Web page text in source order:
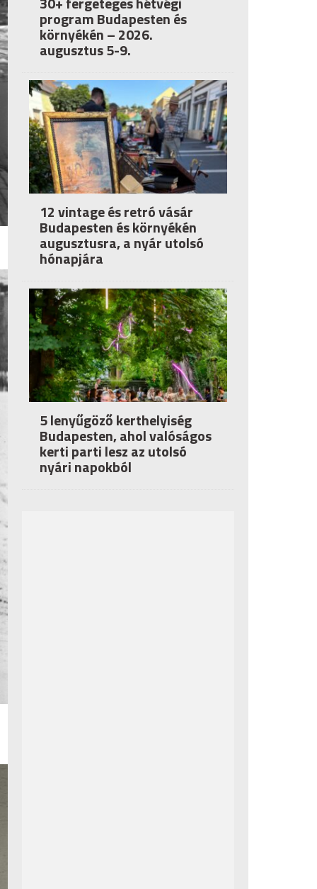
program Budapesten és
környékén – 2026.
augusztus 5-9.
12 vintage és retró vásár
Budapesten és környékén
augusztusra, a nyár utolsó
hónapjára
5 lenyűgöző kerthelyiség
Budapesten, ahol valóságos
kerti parti lesz az utolsó
nyári napokból